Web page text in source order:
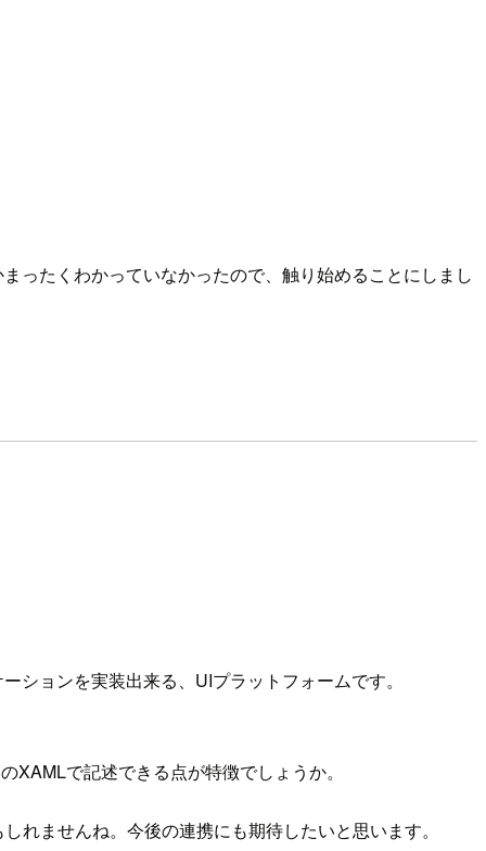
ったくわかっていなかったので、触り始めることにしまし
ションを実装出来る、UIプラットフォームです。
で記述できる点が特徴でしょうか。
ませんね。今後の連携にも期待したいと思います。